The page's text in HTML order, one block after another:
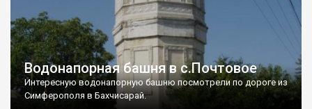
Водонапорная башня в с.Почтовое
Интересную водонапорную башню посмотрели по дороге из
Симферополя в Бахчисарай.